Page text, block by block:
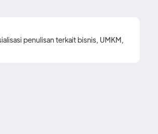
penulisan terkait bisnis, UMKM,